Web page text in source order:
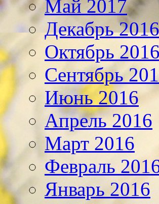
Май 2017
Декабрь 2016
Октябрь 2016
Сентябрь
Июнь 2016
Апрель 2016
Март 2016
Февраль
Январь 2016